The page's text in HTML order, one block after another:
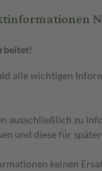
alle wichtigen
ausschließlich zu
und diese für
keinen